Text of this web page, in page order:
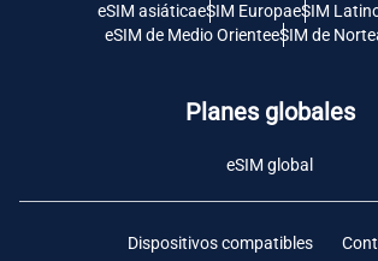
eSIM asiáticaeSIM EuropaeSIM
eSIM de Medio OrienteeSIM de
Planes globales
eSIM global
Dispositivos compatibles